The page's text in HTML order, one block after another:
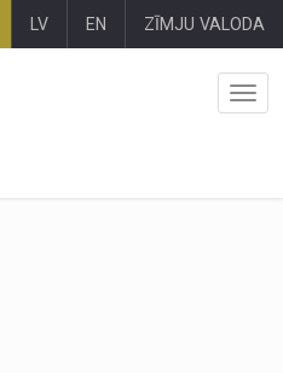
LV EN ZĪMJU VALODA